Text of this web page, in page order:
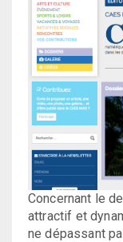
Concernant le
attractif et
ne dépassant